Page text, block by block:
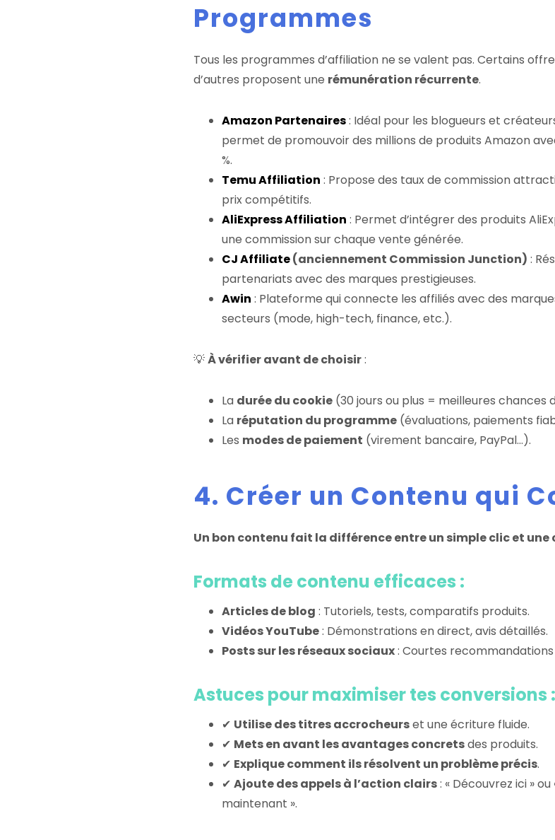
Programmes
Tous les programmes d’affiliation ne se valent pas. Certains
d’autres proposent une rémunération récurrente.
Amazon Partenaires: Idéal pour les blogueurs et
permet de promouvoir des millions de produits Amazon
%.
Temu Affiliation : Propose des taux de commission
prix compétitifs.
AliExpress Affiliation : Permet d’intégrer des produits
une commission sur chaque vente générée.
CJ Affiliate(anciennement Commission Junction) :
partenariats avec des marques prestigieuses.
Awin : Plateforme qui connecte les affiliés avec des
secteurs (mode, high-tech, finance, etc.).
💡À vérifier avant de choisir:
La durée du cookie(30 jours ou plus = meilleures chances
La réputation du programme(évaluations, paiements
Les modes de paiement (virement bancaire, PayPal…).
4. Créer un Contenu qui
Un bon contenu fait la différence entre un simple clic et une
Formats de contenu efficaces :
Articles de blog : Tutoriels, tests, comparatifs produits.
Vidéos YouTube: Démonstrations en direct, avis détaillés.
Posts sur les réseaux sociaux: Courtes recommandations
Astuces pour maximiser tes conversions :
✔ Utilise des titres accrocheurset une écriture fluide.
✔ Mets en avant les avantages concretsdes produits.
✔ Explique comment ils résolvent un problème précis.
✔ Ajoute des appels à l’action clairs: « Découvrez ici »
maintenant ».